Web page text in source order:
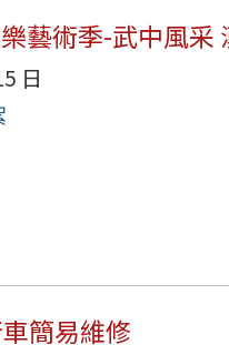
藝術季-武中風采
日
簡易維修